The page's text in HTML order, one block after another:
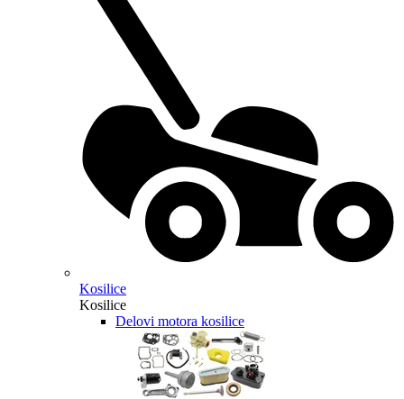
Kosilice
Kosilice
Delovi motora kosilice